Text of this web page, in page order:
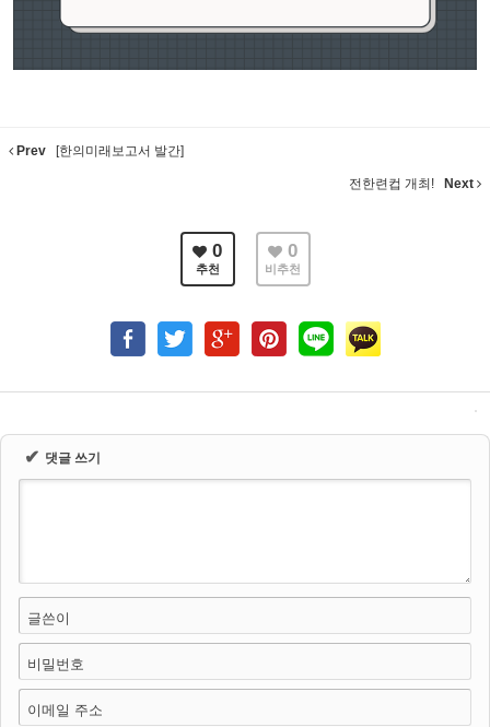
Prev [한의미래보고서 발간]
전한련컵 개최! Next
0
추천
0
비추천
✔ 댓글 쓰기
글쓴이
비밀번호
이메일 주소